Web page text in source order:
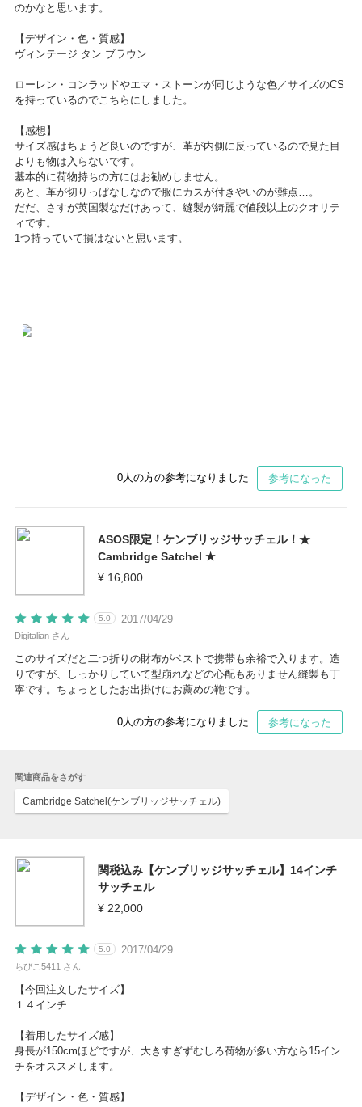
のかなと思います。
【デザイン・色・質感】
ヴィンテージ タン ブラウン
ローレン・コンラッドやエマ・ストーンが同じような色／サイズのCS
を持っているのでこちらにしました。
【感想】
サイズ感はちょうど良いのですが、革が内側に反っているので見た目
よりも物は入らないです。
基本的に荷物持ちの方にはお勧めしません。
あと、革が切りっぱなしなので服にカスが付きやいのが難点…。
だだ、さすが英国製なだけあって、縫製が綺麗で値段以上のクオリテ
ィです。
1つ持っていて損はないと思います。
0人の方の参考になりました 参考になった
ASOS限定！ケンブリッジサッチェル！★
Cambridge Satchel ★
¥ 16,800
2017/04/29
5.0
Digitalian さん
このサイズだと二つ折りの財布がベストで携帯も余裕で入ります。造
りですが、しっかりしていて型崩れなどの心配もありません縫製も丁
寧です。ちょっとしたお出掛けにお薦めの鞄です。
0人の方の参考になりました 参考になった
関連商品をさがす
Cambridge Satchel(ケンブリッジサッチェル)
関税込み【ケンブリッジサッチェル】14インチ
サッチェル
¥ 22,000
2017/04/29
5.0
ちびこ5411 さん
【今回注文したサイズ】
１４インチ
【着用したサイズ感】
身長が150cmほどですが、大きすぎずむしろ荷物が多い方なら15イン
チをオススメします。
【デザイン・色・質感】